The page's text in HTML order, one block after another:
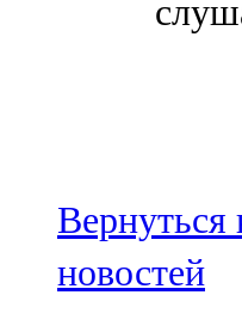
100,3 FM
Зәй
106,6 FM
Вернуться
новостей